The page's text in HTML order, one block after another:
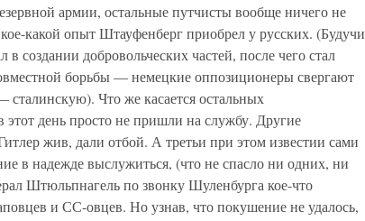
армии, остальные путчисты вообще ничего не
какой опыт Штауфенберг приобрел у русских. (Будучи
создании добровольческих частей, после чего стал
борьбы — немецкие оппозиционеры свергают
Что же касается остальных
этот день просто не пришли на службу. Другие
жив, дали отбой. А третьи при этом известии сами
в надежде выслужиться, (что не спасло ни одних, ни
Штюльпнагель по звонку Шуленбурга кое-что
и СС-овцев. Но узнав, что покушение не удалось,